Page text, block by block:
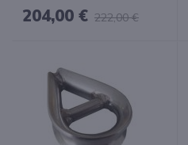
204,00 € 222,00 €